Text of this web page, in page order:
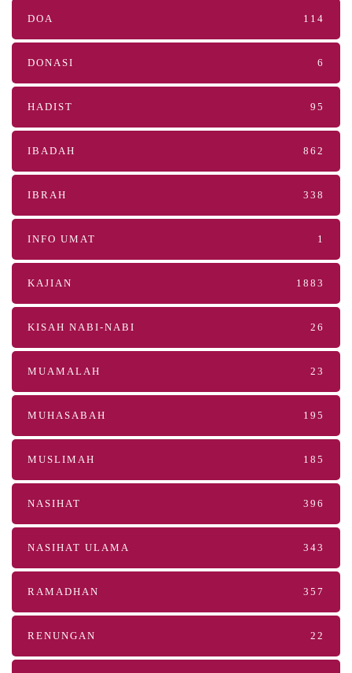
DOA 114
DONASI 6
HADIST 95
IBADAH 862
IBRAH 338
INFO UMAT 1
KAJIAN 1883
KISAH NABI-NABI 26
MUAMALAH 23
MUHASABAH 195
MUSLIMAH 185
NASIHAT 396
NASIHAT ULAMA 343
RAMADHAN 357
RENUNGAN 22